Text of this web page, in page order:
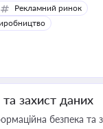
Рекламний ринок
захист даних
безпека та